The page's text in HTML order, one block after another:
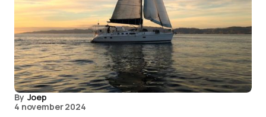
By Joep
4 november 2024